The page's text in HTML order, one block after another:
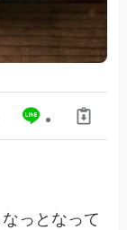
っとなって